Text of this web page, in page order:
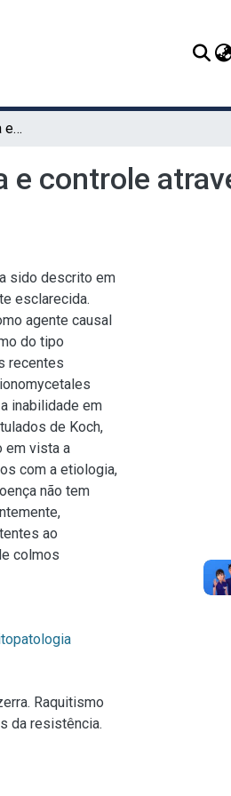
Raquitismo da soqueira em cana-de-açucar; etiologia e controle através da resistência
e controle
sido descrito em
esclarecida.
agente causal
do tipo
recentes
inabilidade em
de Koch,
em vista a
com a etiologia,
não tem
ao
colmos
Raquitismo
da resistência.